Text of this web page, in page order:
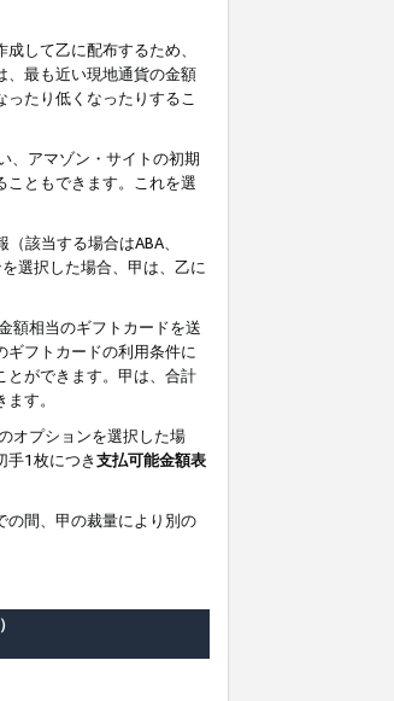
して乙に配布するため、
、最も近い現地通貨の金額
たり低くなったりするこ
、アマゾン・サイトの初期
こともできます。これを選
該当する場合はABA、
選択した場合、甲は、乙に
額相当のギフトカードを送
フトカードの利用条件に
とができます。甲は、合計
す。
オプションを選択した場
手1枚につき支払可能金額表
の間、甲の裁量により別の